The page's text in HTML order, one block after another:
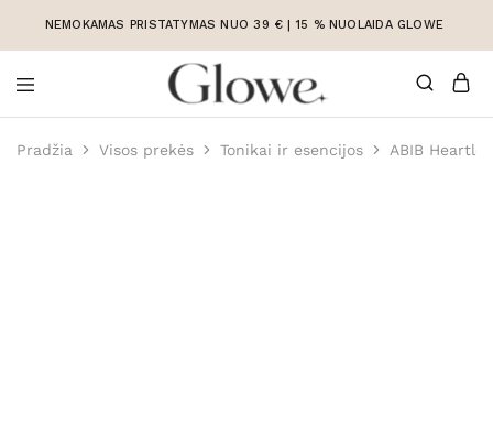
NEMOKAMAS PRISTATYMAS NUO 39 € | 15 % NUOLAIDA GLOWE
Korėjietiška
Korėjietiška
internetu
Pradžia Visos prekės Tonikai ir esencijos ABIB